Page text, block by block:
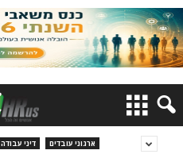
ארגוני עובדים דיני עבודה